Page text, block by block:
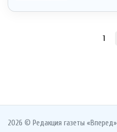
1
2026 © Редакция газеты «Вперед»